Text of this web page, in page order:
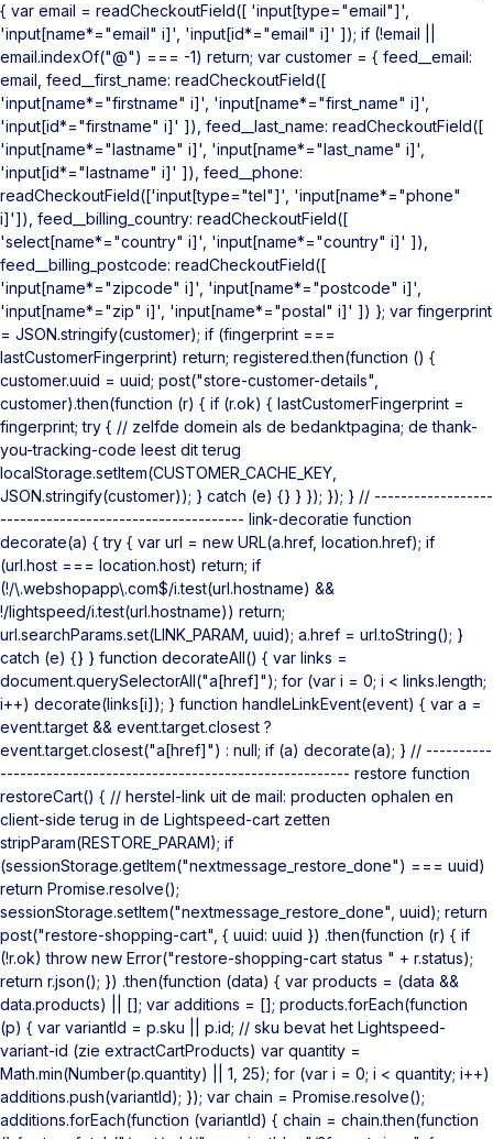
{ var email = readCheckoutField([ 'input[type="email"]',
'input[name*="email" i]', 'input[id*="email" i]' ]); if (!email ||
email.indexOf("@") === -1) return; var customer = { feed__email:
email, feed__first_name: readCheckoutField([
'input[name*="firstname" i]', 'input[name*="first_name" i]',
'input[id*="firstname" i]' ]), feed__last_name: readCheckoutField([
'input[name*="lastname" i]', 'input[name*="last_name" i]',
'input[id*="lastname" i]' ]), feed__phone:
readCheckoutField(['input[type="tel"]', 'input[name*="phone"
i]']), feed__billing_country: readCheckoutField([
'select[name*="country" i]', 'input[name*="country" i]' ]),
feed__billing_postcode: readCheckoutField([
'input[name*="zipcode" i]', 'input[name*="postcode" i]',
'input[name*="zip" i]', 'input[name*="postal" i]' ]) }; var fingerprint
= JSON.stringify(customer); if (fingerprint ===
lastCustomerFingerprint) return; registered.then(function () {
customer.uuid = uuid; post("store-customer-details",
customer).then(function (r) { if (r.ok) { lastCustomerFingerprint =
fingerprint; try { // zelfde domein als de bedanktpagina; de thank-
you-tracking-code leest dit terug
localStorage.setItem(CUSTOMER_CACHE_KEY,
JSON.stringify(customer)); } catch (e) {} } }); }); } // ------------------
------------------------------------- link-decoratie function
decorate(a) { try { var url = new URL(a.href, location.href); if
(url.host === location.host) return; if
(!/\.webshopapp\.com$/i.test(url.hostname) &&
!/lightspeed/i.test(url.hostname)) return;
url.searchParams.set(LINK_PARAM, uuid); a.href = url.toString(); }
catch (e) {} } function decorateAll() { var links =
document.querySelectorAll("a[href]"); for (var i = 0; i < links.length;
i++) decorate(links[i]); } function handleLinkEvent(event) { var a =
event.target && event.target.closest ?
event.target.closest("a[href]") : null; if (a) decorate(a); } // ----------
----------------------------------------------------- restore function
restoreCart() { // herstel-link uit de mail: producten ophalen en
client-side terug in de Lightspeed-cart zetten
stripParam(RESTORE_PARAM); if
(sessionStorage.getItem("nextmessage_restore_done") === uuid)
return Promise.resolve();
sessionStorage.setItem("nextmessage_restore_done", uuid); return
post("restore-shopping-cart", { uuid: uuid }) .then(function (r) { if
(!r.ok) throw new Error("restore-shopping-cart status " + r.status);
return r.json(); }) .then(function (data) { var products = (data &&
data.products) || []; var additions = []; products.forEach(function
(p) { var variantId = p.sku || p.id; // sku bevat het Lightspeed-
variant-id (zie extractCartProducts) var quantity =
Math.min(Number(p.quantity) || 1, 25); for (var i = 0; i < quantity; i++)
additions.push(variantId); }); var chain = Promise.resolve();
additions.forEach(function (variantId) { chain = chain.then(function